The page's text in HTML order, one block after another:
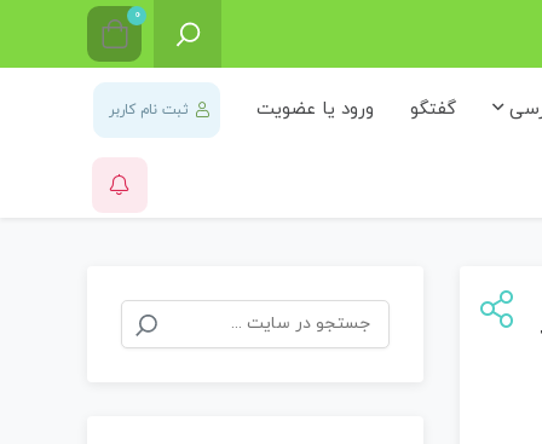
0
گفتگو ورود یا عضویت ثبت نام کاربر
جستجو
برای: